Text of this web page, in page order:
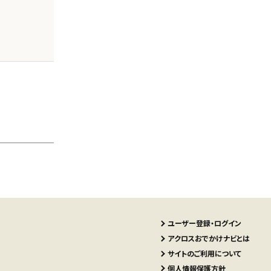
ユーザー登録・ログイン
アクロスおでかけナビとは
サイトのご利用について
個人情報保護方針